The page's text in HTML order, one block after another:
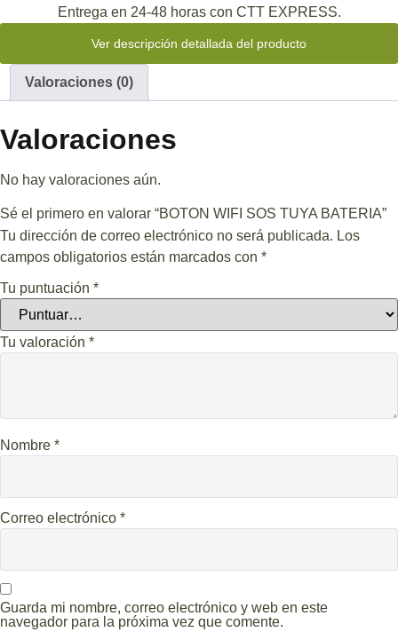
Entrega en 24-48 horas con CTT EXPRESS.
Ver descripción detallada del producto
Valoraciones (0)
Valoraciones
No hay valoraciones aún.
Sé el primero en valorar “BOTON WIFI SOS TUYA BATERIA”
Tu dirección de correo electrónico no será publicada. Los
campos obligatorios están marcados con *
Tu puntuación *
Tu valoración *
Nombre *
Correo electrónico *
Guarda mi nombre, correo electrónico y web en este
navegador para la próxima vez que comente.